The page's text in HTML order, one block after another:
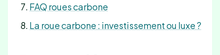
FAQ roues carbone
La roue carbone : investissement ou luxe ?